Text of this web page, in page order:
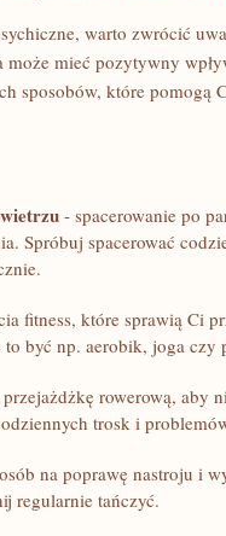
warto ‍zwrócić
mieć pozytywny
sposobów,⁣ które pomogą
⁢- spacerowanie po
Spróbuj ⁣spacerować
​fitness, które sprawią Ci
być np. ​aerobik, joga ⁤czy
rowerową,⁤ aby
trosk i
‌na poprawę nastroju i‍
regularnie tańczyć.